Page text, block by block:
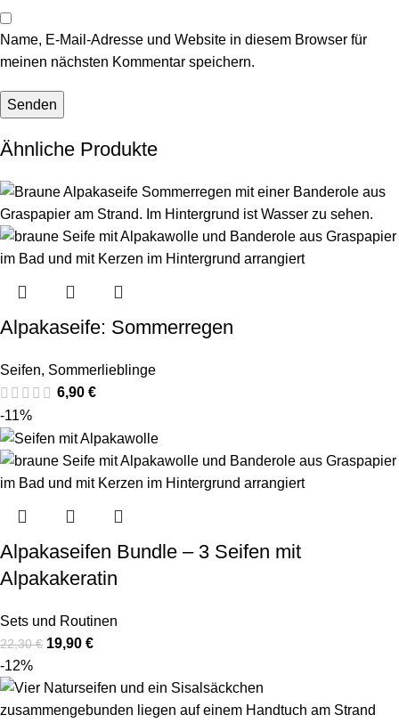
Name, E-Mail-Adresse und Website in diesem Browser für
meinen nächsten Kommentar speichern.
Ähnliche Produkte
Alpakaseife: Sommerregen
Seifen, Sommerlieblinge
6,90 €
-11%
Alpakaseifen Bundle – 3 Seifen mit
Alpakakeratin
Sets und Routinen
22,30€ 19,90 €
-12%